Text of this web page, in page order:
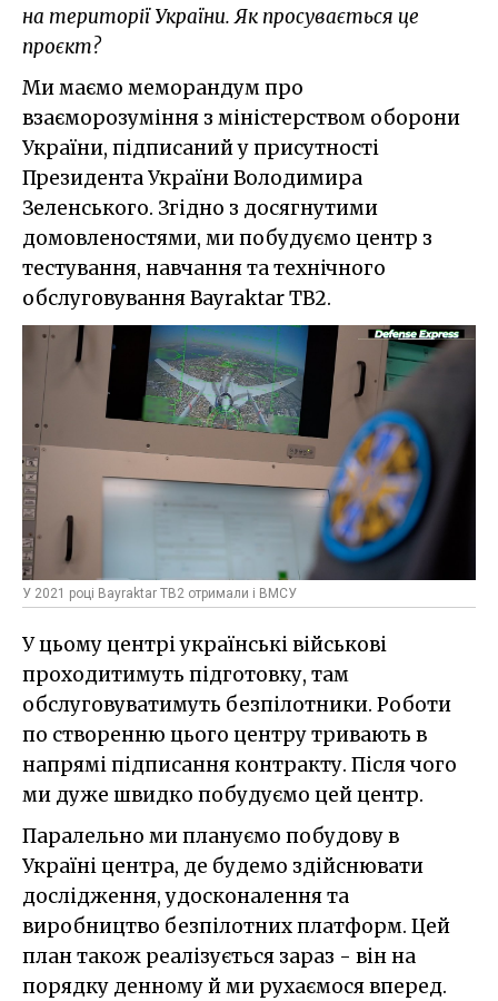
на території України. Як просувається це
проєкт?
Ми маємо меморандум про
взаєморозуміння з міністерством оборони
України, підписаний у присутності
Президента України Володимира
Зеленського. Згідно з досягнутими
домовленостями, ми побудуємо центр з
тестування, навчання та технічного
обслуговування Bayraktar TB2.
У 2021 році Bayraktar TB2 отримали і ВМСУ
У цьому центрі українські військові
проходитимуть підготовку, там
обслуговуватимуть безпілотники. Роботи
по створенню цього центру тривають в
напрямі підписання контракту. Після чого
ми дуже швидко побудуємо цей центр.
Паралельно ми плануємо побудову в
Україні центра, де будемо здійснювати
дослідження, удосконалення та
виробництво безпілотних платформ. Цей
план також реалізується зараз - він на
порядку денному й ми рухаємося вперед.